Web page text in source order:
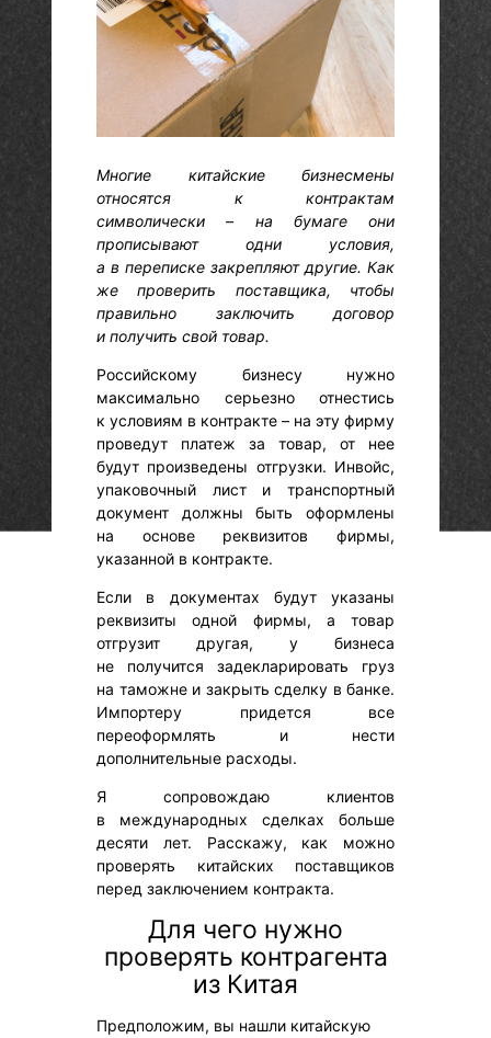
Многие китайские бизнесмены
относятся к контрактам
символически – на бумаге они
прописывают одни условия,
а в переписке закрепляют другие. Как
же проверить поставщика, чтобы
правильно заключить договор
и получить свой товар.
Российскому бизнесу нужно
максимально серьезно отнестись
к условиям в контракте – на эту фирму
проведут платеж за товар, от нее
будут произведены отгрузки. Инвойс,
упаковочный лист и транспортный
документ должны быть оформлены
на основе реквизитов фирмы,
указанной в контракте.
Если в документах будут указаны
реквизиты одной фирмы, а товар
отгрузит другая, у бизнеса
не получится задекларировать груз
на таможне и закрыть сделку в банке.
Импортеру придется все
переоформлять и нести
дополнительные расходы.
Я сопровождаю клиентов
в международных сделках больше
десяти лет. Расскажу, как можно
проверять китайских поставщиков
перед заключением контракта.
Для чего нужно
проверять контрагента
из Китая
Предположим, вы нашли китайскую